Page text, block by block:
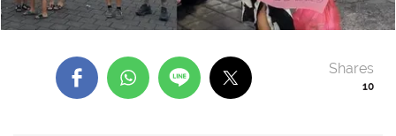
10
Shares